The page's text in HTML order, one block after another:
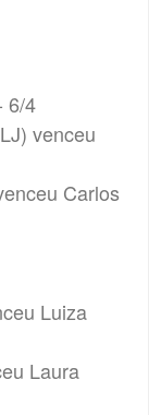
6/4
venceu
Carlos
Luiza
Laura